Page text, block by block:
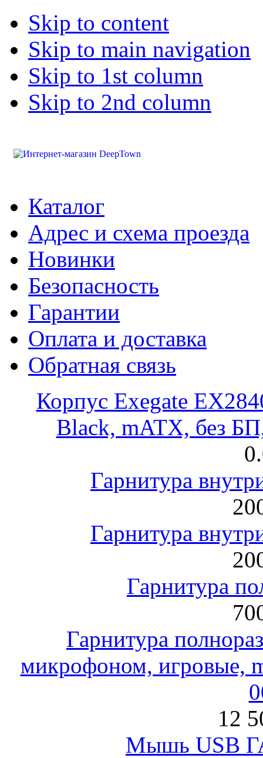
Skip to content
Skip to main navigation
Skip to 1st column
Skip to 2nd column
Каталог
Адрес и схема проезда
Новинки
Безопасность
Гарантии
Оплата и доставка
Обратная связь
Корпус Exegate
Black, mATX, без
Гарнитура
Гарнитура
Гарнитура
Гарнитура
микрофоном, игровые,
12
Мышь USB